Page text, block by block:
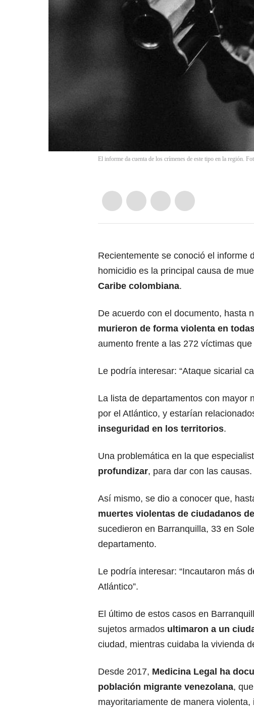
El informe da cuenta de los crímenes de este tipo en la región.
Recientemente se conoció el informe
homicidio es la principal causa de
Caribe colombiana.
De acuerdo con el documento, hasta
murieron de forma violenta en
aumento frente a las 272 víctimas
Le podría interesar: “Ataque sicarial
La lista de departamentos con mayor
por el Atlántico, y estarían
inseguridad en los territorios.
Una problemática en la que
profundizar, para dar con las causas.
Así mismo, se dio a conocer que,
muertes violentas de ciudadanos
sucedieron en Barranquilla, 33 en
departamento.
Le podría interesar: “Incautaron más
Atlántico”.
El último de estos casos en
sujetos armados ultimaron a un
ciudad, mientras cuidaba la vivienda
Desde 2017, Medicina Legal ha
población migrante venezolana,
mayoritariamente de manera